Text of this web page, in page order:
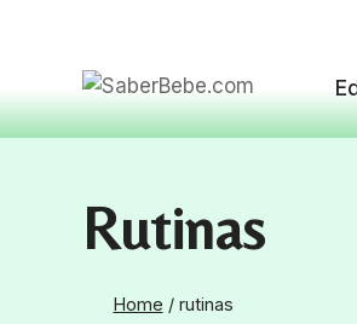
Rutinas
Home / rutinas